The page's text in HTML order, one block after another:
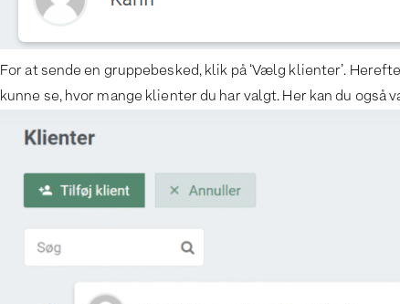
For at sende en gruppebesked, klik på ‘Vælg klienter’.
kunne se, hvor mange klienter du har valgt. Her kan du